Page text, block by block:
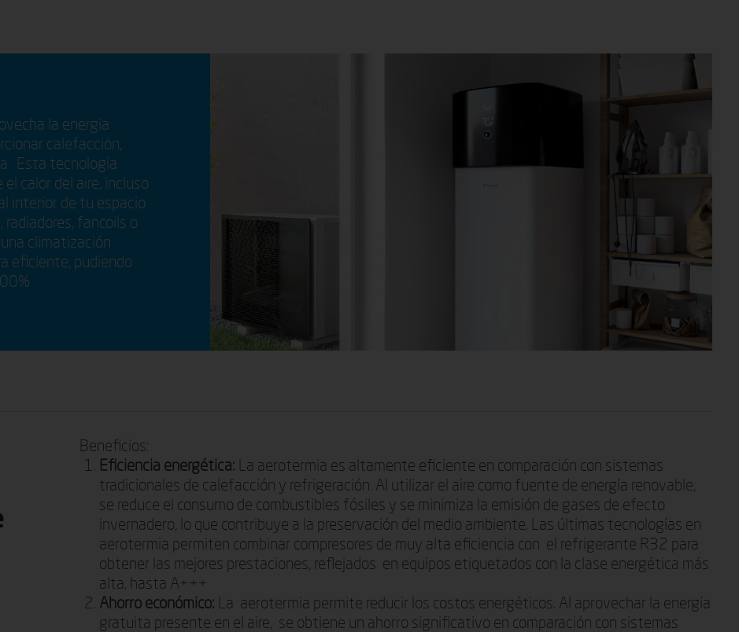
la energía
calefacción,
. Esta tecnología
calor del aire, incluso
interior de tu espacio
fancoils o
climatización
eficiente, pudiendo
Beneficios:
Eficiencia energética: La aerotermia es altamente eficiente en comparación con sistemas
tradicionales de calefacción y refrigeración. Al utilizar el aire como fuente de energía renovable,
se reduce el consumo de combustibles fósiles y se minimiza la emisión de gases de efecto
invernadero, lo que contribuye a la preservación del medio ambiente. Las últimas tecnologías en
aerotermia permiten combinar compresores de muy alta eficiencia con el refrigerante R32 para
obtener las mejores prestaciones, reflejados en equipos etiquetados con la clase energética más
alta, hasta A+++
Ahorro económico: La aerotermia permite reducir los costos energéticos. Al aprovechar la energía
gratuita presente en el aire, se obtiene un ahorro significativo en comparación con sistemas